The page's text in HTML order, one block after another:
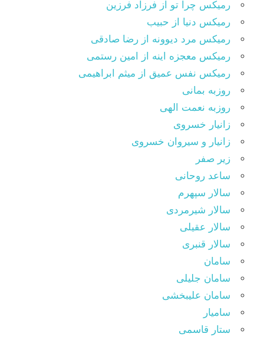
رمیکس چرا تو از فرزاد فرزین
رمیکس دنیا از حبیب
رمیکس مرد دیوونه از رضا صادقی
رمیکس معجزه اینه از امین رستمی
رمیکس نفس عمیق از میثم ابراهیمی
روزبه بمانی
روزبه نعمت الهی
زانیار خسروی
زانیار و سیروان خسروی
زیر صفر
ساعد روحانی
سالار سپهرم
سالار شیرمردی
سالار عقیلی
سالار قنبری
سامان
سامان جلیلی
سامان علیبخشی
سامیار
ستار قاسمی